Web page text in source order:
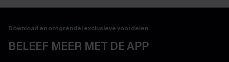
Download en ontgrendel exclusieve voordelen
BELEEF MEER MET DE APP